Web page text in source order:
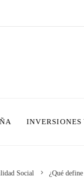
INVERSIONES
Social ¿Qué